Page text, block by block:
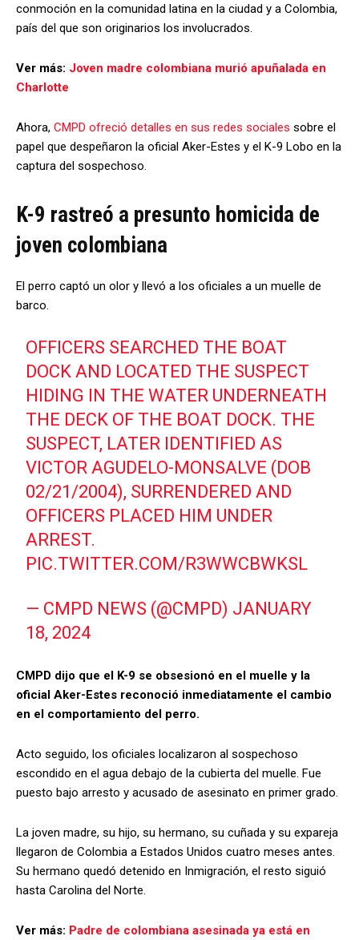
conmoción en la comunidad latina en la ciudad y a Colombia,
país del que son originarios los involucrados.
Ver más: Joven madre colombiana murió apuñalada en
Charlotte
Ahora, CMPD ofreció detalles en sus redes sociales sobre el
papel que despeñaron la oficial Aker-Estes y el K-9 Lobo en la
captura del sospechoso.
K-9 rastreó a presunto homicida de
joven colombiana
El perro captó un olor y llevó a los oficiales a un muelle de
barco.
OFFICERS SEARCHED THE BOAT
DOCK AND LOCATED THE SUSPECT
HIDING IN THE WATER UNDERNEATH
THE DECK OF THE BOAT DOCK. THE
SUSPECT, LATER IDENTIFIED AS
VICTOR AGUDELO-MONSALVE (DOB
02/21/2004), SURRENDERED AND
OFFICERS PLACED HIM UNDER
ARREST.
PIC.TWITTER.COM/R3WWCBWKSL
— CMPD NEWS (@CMPD) JANUARY
18, 2024
CMPD dijo que el K-9 se obsesionó en el muelle y la
oficial Aker-Estes reconoció inmediatamente el cambio
en el comportamiento del perro.
Acto seguido, los oficiales localizaron al sospechoso
escondido en el agua debajo de la cubierta del muelle. Fue
puesto bajo arresto y acusado de asesinato en primer grado.
La joven madre, su hijo, su hermano, su cuñada y su expareja
llegaron de Colombia a Estados Unidos cuatro meses antes.
Su hermano quedó detenido en Inmigración, el resto siguió
hasta Carolina del Norte.
Ver más: Padre de colombiana asesinada ya está en